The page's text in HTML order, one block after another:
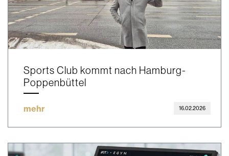
Sports Club kommt nach Hamburg-
Poppenbüttel
mehr 16.02.2026